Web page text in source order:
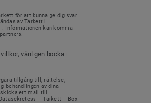
för att kunna ge dig svar
av Tarkett i
Informationen kan komma
vänligen bocka i
tillgång till, rättelse,
behandlingen av dina
ett mail till
– Tarkett – Box